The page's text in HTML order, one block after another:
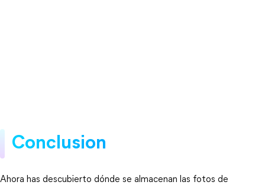
Conclusion
Ahora has descubierto dónde se almacenan las fotos de